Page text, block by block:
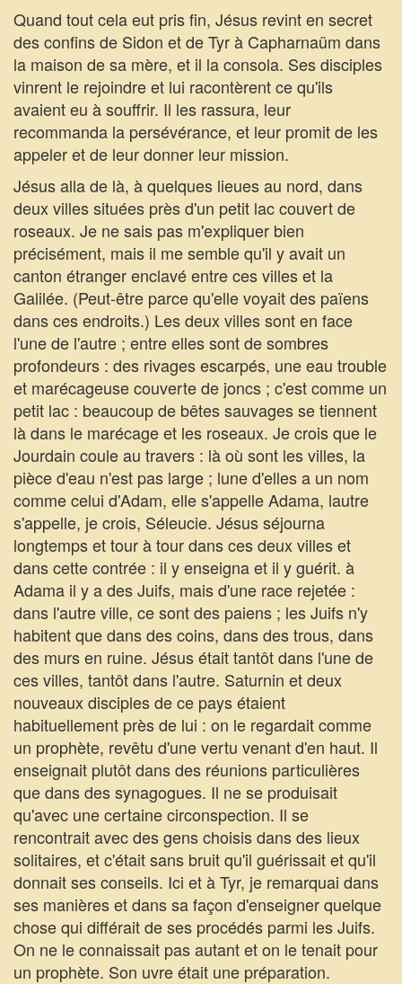
Quand tout cela eut pris fin, Jésus revint en secret
des confins de Sidon et de Tyr à Capharnaüm dans
la maison de sa mère, et il la consola. Ses disciples
vinrent le rejoindre et lui racontèrent ce qu'ils
avaient eu à souffrir. Il les rassura, leur
recommanda la persévérance, et leur promit de les
appeler et de leur donner leur mission.
Jésus alla de là, à quelques lieues au nord, dans
deux villes situées près d'un petit lac couvert de
roseaux. Je ne sais pas m'expliquer bien
précisément, mais il me semble qu'il y avait un
canton étranger enclavé entre ces villes et la
Galilée. (Peut-être parce qu'elle voyait des païens
dans ces endroits.) Les deux villes sont en face
l'une de l'autre ; entre elles sont de sombres
profondeurs : des rivages escarpés, une eau trouble
et marécageuse couverte de joncs ; c'est comme un
petit lac : beaucoup de bêtes sauvages se tiennent
là dans le marécage et les roseaux. Je crois que le
Jourdain coule au travers : là où sont les villes, la
pièce d'eau n'est pas large ; lune d'elles a un nom
comme celui d'Adam, elle s'appelle Adama, lautre
s'appelle, je crois, Séleucie. Jésus séjourna
longtemps et tour à tour dans ces deux villes et
dans cette contrée : il y enseigna et il y guérit. à
Adama il y a des Juifs, mais d'une race rejetée :
dans l'autre ville, ce sont des paiens ; les Juifs n'y
habitent que dans des coins, dans des trous, dans
des murs en ruine. Jésus était tantôt dans l'une de
ces villes, tantôt dans l'autre. Saturnin et deux
nouveaux disciples de ce pays étaient
habituellement près de lui : on le regardait comme
un prophète, revêtu d'une vertu venant d'en haut. Il
enseignait plutôt dans des réunions particulières
que dans des synagogues. Il ne se produisait
qu'avec une certaine circonspection. Il se
rencontrait avec des gens choisis dans des lieux
solitaires, et c'était sans bruit qu'il guérissait et qu'il
donnait ses conseils. Ici et à Tyr, je remarquai dans
ses manières et dans sa façon d'enseigner quelque
chose qui différait de ses procédés parmi les Juifs.
On ne le connaissait pas autant et on le tenait pour
un prophète. Son uvre était une préparation.